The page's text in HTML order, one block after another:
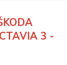
3 -